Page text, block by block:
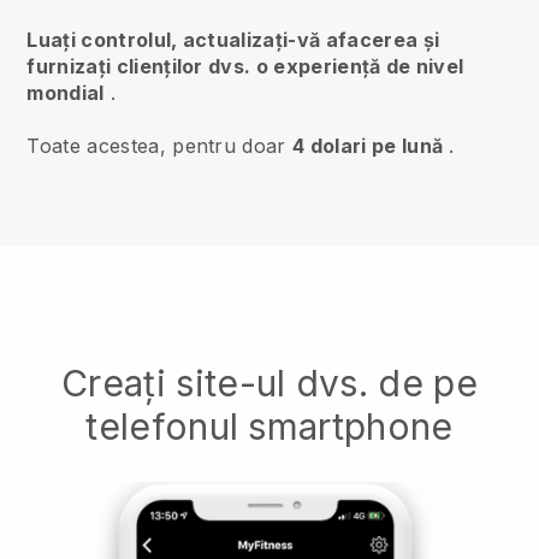
Luați controlul, actualizați-vă afacerea și
furnizați clienților dvs. o experiență de nivel
mondial .
Toate acestea, pentru doar4 dolari pe lună .
Creați site-ul dvs. de pe
telefonul smartphone